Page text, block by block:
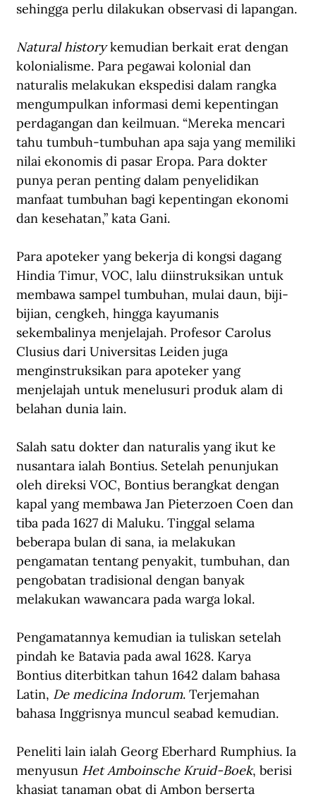
sehingga perlu dilakukan observasi di lapangan.
Natural history kemudian berkait erat dengan
kolonialisme. Para pegawai kolonial dan
naturalis melakukan ekspedisi dalam rangka
mengumpulkan informasi demi kepentingan
perdagangan dan keilmuan. “Mereka mencari
tahu tumbuh-tumbuhan apa saja yang memiliki
nilai ekonomis di pasar Eropa. Para dokter
punya peran penting dalam penyelidikan
manfaat tumbuhan bagi kepentingan ekonomi
dan kesehatan,” kata Gani.
Para apoteker yang bekerja di kongsi dagang
Hindia Timur, VOC, lalu diinstruksikan untuk
membawa sampel tumbuhan, mulai daun, biji-
bijian, cengkeh, hingga kayumanis
sekembalinya menjelajah. Profesor Carolus
Clusius dari Universitas Leiden juga
menginstruksikan para apoteker yang
menjelajah untuk menelusuri produk alam di
belahan dunia lain.
Salah satu dokter dan naturalis yang ikut ke
nusantara ialah Bontius. Setelah penunjukan
oleh direksi VOC, Bontius berangkat dengan
kapal yang membawa Jan Pieterzoen Coen dan
tiba pada 1627 di Maluku. Tinggal selama
beberapa bulan di sana, ia melakukan
pengamatan tentang penyakit, tumbuhan, dan
pengobatan tradisional dengan banyak
melakukan wawancara pada warga lokal.
Pengamatannya kemudian ia tuliskan setelah
pindah ke Batavia pada awal 1628. Karya
Bontius diterbitkan tahun 1642 dalam bahasa
Latin, De medicina Indorum. Terjemahan
bahasa Inggrisnya muncul seabad kemudian.
Peneliti lain ialah Georg Eberhard Rumphius. Ia
menyusun Het Amboinsche Kruid-Boek, berisi
khasiat tanaman obat di Ambon berserta